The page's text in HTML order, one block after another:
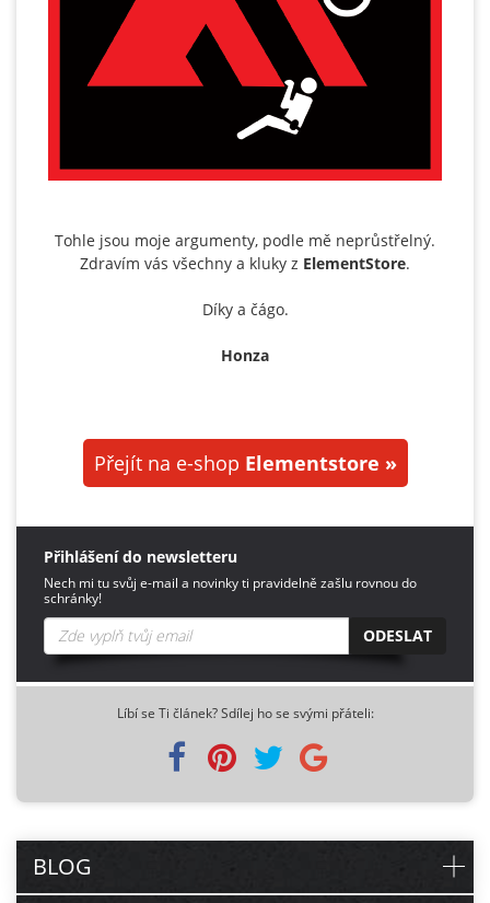
Tohle jsou moje argumenty, podle mě neprůstřelný.
Zdravím vás všechny a kluky z ElementStore.
Díky a čágo.
Honza
Přejít na e-shop Elementstore »
Přihlášení do newsletteru
Nech mi tu svůj e-mail a novinky ti pravidelně zašlu rovnou do
schránky!
ODESLAT
Líbí se Ti článek? Sdílej ho se svými přáteli:
BLOG